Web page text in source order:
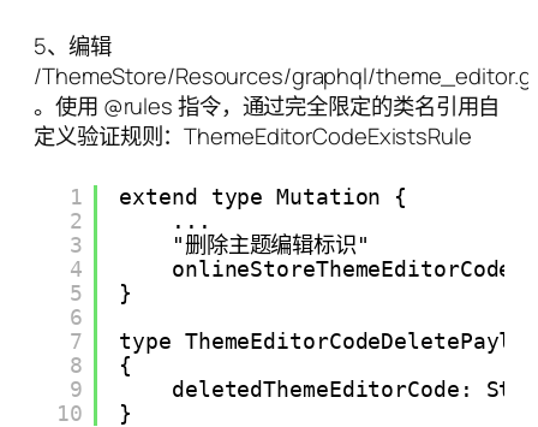
5、编辑
/ThemeStore/Resources/graphql/
。使用 @rules 指令，通过完全限定的类名引用自
定义验证规则：ThemeEditorCodeExistsRule
1
2
3
4
5
6
7
8
9
10
extend type Mutation {
...
"删除主题编辑标识"
}
type
{
deletedThemeEditorCode:
}